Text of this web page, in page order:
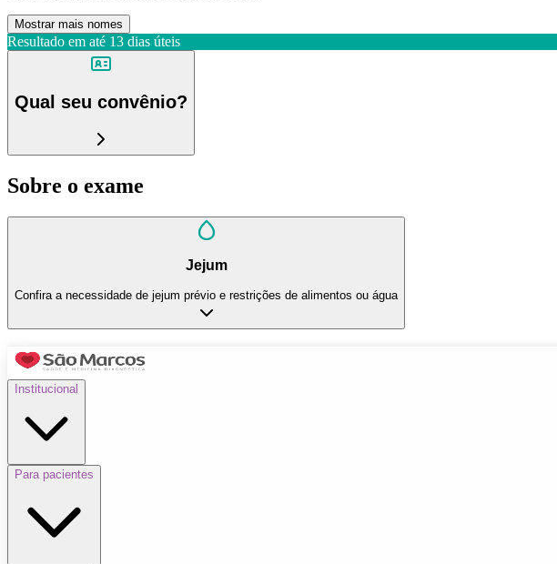
Mostrar mais nomes
Resultado em até 13 dias úteis
Qual seu convênio?
Sobre o exame
Jejum
Confira a necessidade de jejum prévio e restrições de alimentos ou água
Institucional
Para pacientes